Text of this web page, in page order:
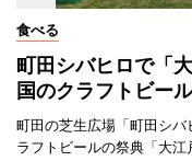
食べる
町田シバヒロで「
国のクラフトビー
町田の芝生広場「町田シ
ラフトビールの祭典「大江